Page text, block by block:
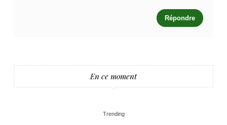
Répondre
En ce moment
Trending